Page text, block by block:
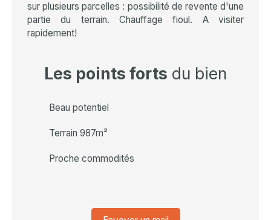
sur plusieurs parcelles : possibilité de revente d'une
partie du terrain. Chauffage fioul. A visiter
rapidement!
Les points forts du bien
Beau potentiel
Terrain 987m²
Proche commodités